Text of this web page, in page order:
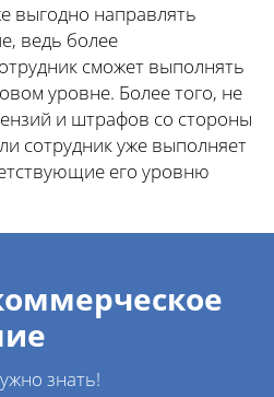
выгодно направлять
ведь более
сможет выполнять
уровне. Более того, не
и штрафов со стороны
сотрудник уже выполняет
его уровню
знать!